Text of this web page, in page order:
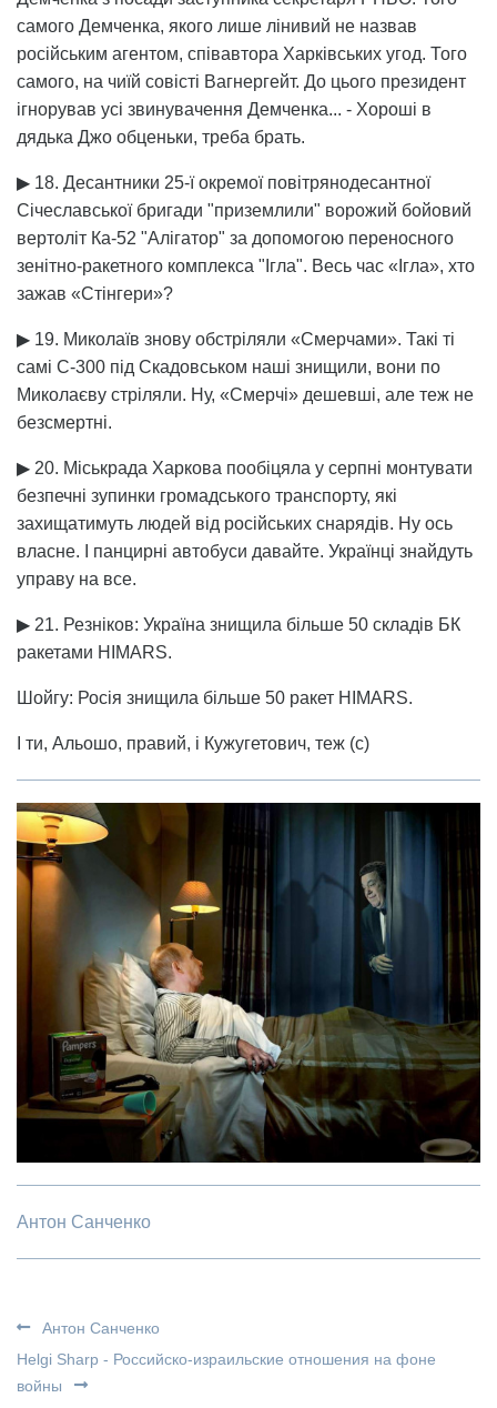
самого Демченка, якого лише лінивий не назвав
російським агентом, співавтора Харківських угод. Того
самого, на чиїй совісті Вагнергейт. До цього президент
ігнорував усі звинувачення Демченка... - Хороші в
дядька Джо обценьки, треба брать.
▶ 18. Десантники 25-ї окремої повітрянодесантної
Січеславської бригади "приземлили" ворожий бойовий
вертоліт Ка-52 "Алігатор" за допомогою переносного
зенітно-ракетного комплекса "Ігла". Весь час «Ігла», хто
зажав «Стінгери»?
▶ 19. Миколаїв знову обстріляли «Смерчами». Такі ті
самі С-300 під Скадовськом наші знищили, вони по
Миколаєву стріляли. Ну, «Смерчі» дешевші, але теж не
безсмертні.
▶ 20. Міськрада Харкова пообіцяла у серпні монтувати
безпечні зупинки громадського транспорту, які
захищатимуть людей від російських снарядів. Ну ось
власне. І панцирні автобуси давайте. Українці знайдуть
управу на все.
▶ 21. Резніков: Україна знищила більше 50 складів БК
ракетами HIMARS.
Шойгу: Росія знищила більше 50 ракет HIMARS.
І ти, Альошо, правий, і Кужугетович, теж (с)
Антон Санченко
Антон Санченко
Helgi Sharp - Российско-израильские отношения на фоне
войны